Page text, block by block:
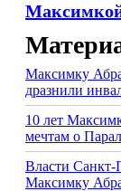
Максимку
дразнили
10 лет
мечтам о
Власти Санкт-
Максимку